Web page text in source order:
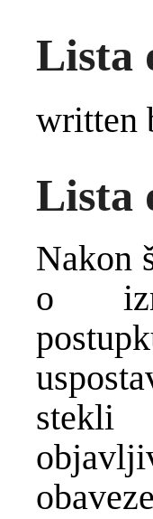
Lista
written
Lista
Nakon
o